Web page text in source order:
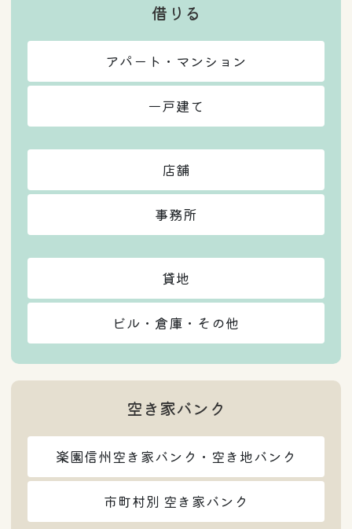
借りる
アパート・マンション
一戸建て
店舗
事務所
貸地
ビル・倉庫・その他
空き家バンク
楽園信州空き家バンク・空き地バンク
市町村別 空き家バンク